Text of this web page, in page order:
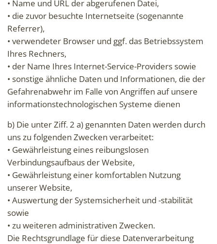
• Name und URL der abgerufenen Datei,
• die zuvor besuchte Internetseite (sogenannte
Referrer),
• verwendeter Browser und ggf. das Betriebssystem
Ihres Rechners,
• der Name Ihres Internet-Service-Providers sowie
• sonstige ähnliche Daten und Informationen, die der
Gefahrenabwehr im Falle von Angriffen auf unsere
informationstechnologischen Systeme dienen
b) Die unter Ziff. 2 a) genannten Daten werden durch
uns zu folgenden Zwecken verarbeitet:
• Gewährleistung eines reibungslosen
Verbindungsaufbaus der Website,
• Gewährleistung einer komfortablen Nutzung
unserer Website,
• Auswertung der Systemsicherheit und -stabilität
sowie
• zu weiteren administrativen Zwecken.
Die Rechtsgrundlage für diese Datenverarbeitung